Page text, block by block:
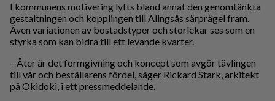
I kommunens motivering lyfts bland annat den genomtänkta
gestaltningen och kopplingen till Alingsås särprägel fram.
Även variationen av bostadstyper och storlekar ses som en
styrka som kan bidra till ett levande kvarter.
– Åter är det formgivning och koncept som avgör tävlingen
till vår och beställarens fördel, säger Rickard Stark, arkitekt
på Okidoki, i ett pressmeddelande.